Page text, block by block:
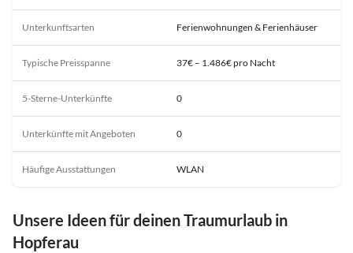
Unterkunftsarten Ferienwohnungen & Ferienhäuser
Typische Preisspanne 37€ – 1.486€ pro Nacht
5-Sterne-Unterkünfte 0
Unterkünfte mit Angeboten 0
Häufige Ausstattungen WLAN
Unsere Ideen für deinen Traumurlaub in
Hopferau